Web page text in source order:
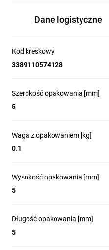
Dane logistyczne
Kod kreskowy
3389110574128
Szerokość opakowania [mm]
5
Waga z opakowaniem [kg]
0.1
Wysokość opakowania [mm]
5
Długość opakowania [mm]
5